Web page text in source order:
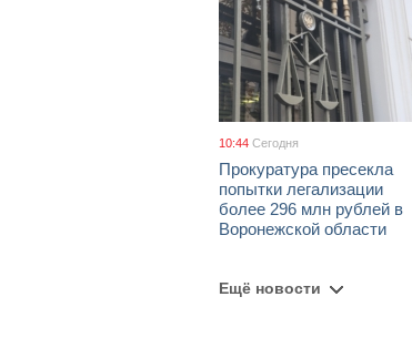
10:44 Сегодня
Прокуратура пресекла
попытки легализации
более 296 млн рублей в
Воронежской области
Ещё новости